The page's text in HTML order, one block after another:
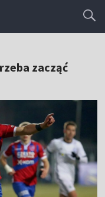
zacząć